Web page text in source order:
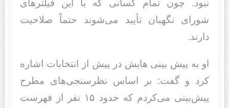
نبود. چون تمام کسانی که با این فیلترهای
شورای نگهبان تأیید می‌شوند حتماً صلاحیت
دارند.
او به پیش بینی هایش در پیش از انتخابات اشاره
کرد و گفت: بر اساس نظرسنجی‌های مطرح
پیش‌بینی می‌کردم که حدود ۱۵ نفر از فهرست